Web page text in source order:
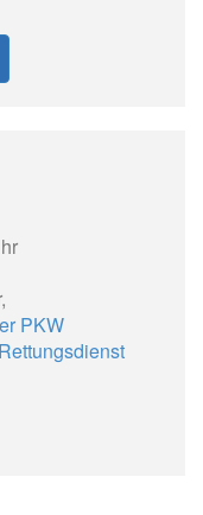
PKW
Rettungsdienst